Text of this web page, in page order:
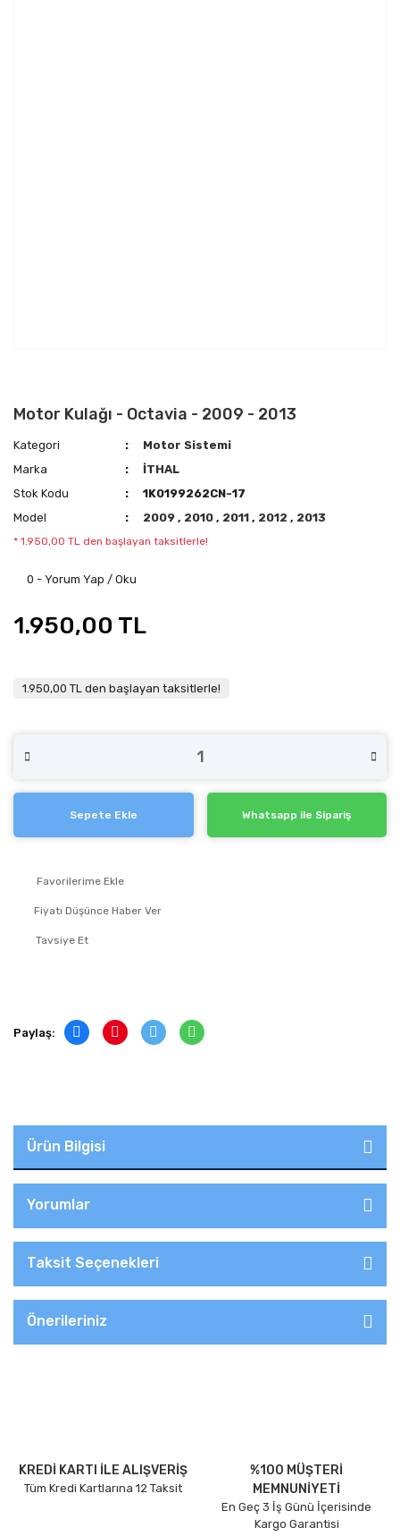
Motor Kulağı - Octavia - 2009 - 2013
Kategori
Motor Sistemi
Marka
İTHAL
Stok Kodu
1K0199262CN-17
Model
2009, 2010, 2011, 2012, 2013
* 1.950,00 TL den başlayan taksitlerle!
0 - Yorum Yap / Oku
1.950,00 TL
1.950,00 TL den başlayan taksitlerle!
Sepete Ekle Whatsapp ile Sipariş
Fiyatı Düşünce Haber Ver
Tavsiye Et
Paylaş:
Ürün Bilgisi
Yorumlar
Taksit Seçenekleri
Önerileriniz
KREDİ KARTI İLE ALIŞVERİŞ
Tüm Kredi Kartlarına 12 Taksit
%100 MÜŞTERİ
MEMNUNİYETİ
En Geç 3 İş Günü İçerisinde
Kargo Garantisi